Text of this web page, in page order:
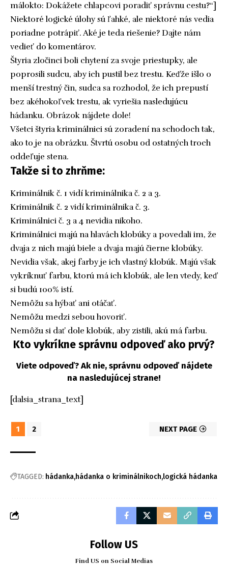
málokto: Dokážete chlapcovi poradiť správnu cestu?“]
Niektoré logické úlohy sú ľahké, ale niektoré nás vedia
poriadne potrápiť. Aké je teda riešenie? Dajte nám
vedieť do komentárov.
Štyria zločinci boli chytení za svoje priestupky, ale
poprosili sudcu, aby ich pustil bez trestu. Keďže išlo o
menší trestný čin, sudca sa rozhodol, že ich prepustí
bez akéhokoľvek trestu, ak vyriešia nasledujúcu
hádanku. Obrázok nájdete dole!
Všetci štyria kriminálnici sú zoradení na schodoch tak,
ako to je na obrázku. Štvrtú osobu od ostatných troch
oddeľuje stena.
Takže si to zhrňme:
Kriminálnik č. 1 vidí kriminálnika č. 2 a 3.
Kriminálnik č. 2 vidí kriminálnika č. 3.
Kriminálnici č. 3 a 4 nevidia nikoho.
Kriminálnici majú na hlavách klobúky a povedali im, že
dvaja z nich majú biele a dvaja majú čierne klobúky.
Nevidia však, akej farby je ich vlastný klobúk. Majú však
vykríknuť farbu, ktorú má ich klobúk, ale len vtedy, keď
si budú 100% istí.
Nemôžu sa hýbať ani otáčať.
Nemôžu medzi sebou hovoriť.
Nemôžu si dať dole klobúk, aby zistili, akú má farbu.
Kto vykríkne správnu odpoveď ako prvý?
Viete odpoveď? Ak nie, správnu odpoveď nájdete
na nasledujúcej strane!
[dalsia_strana_text]
1 2 NEXT PAGE
TAGGED: hádanka hádanka o kriminálnikoch logická hádanka
Follow US
Find US on Social Medias